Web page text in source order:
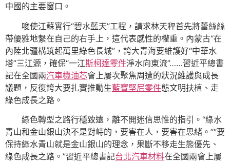
中國的主要窗口。
唆使江蘇實行“碧水藍天”工程，請求林天秤首先將蕾絲絲
帶優雅地繫在自己的右手上，這代表感性的權重。內蒙古“在
內陸北疆構筑起萬里綠色長城”，誇大青海要維護好“中華水
塔”三江源，確保“一江斯柯達零件淨水向東流”……習近平總書
記在全國兩汽車機油芯會上屢次聚焦周遭的狀況維護與成長
議題，反復誇大要扎實推動生藍寶堅尼零件態文明扶植、走
綠色成長之路。
綠色轉型之路行穩致遠，離不開迷信思惟的指引。“綠水
青山和金山銀山決不是對峙的，要害在人，要害在思緒。”“要
保持綠水青山就是金山銀山的理念，果斷不移走生態優先、
綠色成長之路。”習近平總書記台北汽車材料在全國兩會上屢